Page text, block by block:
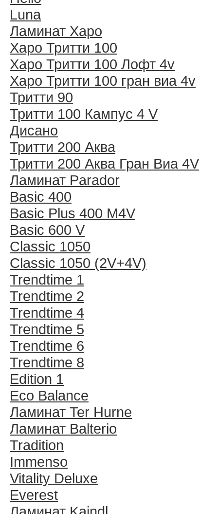
Luna
Ламинат Харо
Харо Тритти 100
Харо Тритти 100 Лофт 4v
Харо Тритти 100 гран виа 4v
Тритти 90
Тритти 100 Кампус 4 V
Дисано
Тритти 200 Аква
Тритти 200 Аква Гран Виа 4V
Ламинат Parador
Basic 400
Basic Plus 400 M4V
Basic 600 V
Classic 1050
Classic 1050 (2V+4V)
Trendtime 1
Trendtime 2
Trendtime 4
Trendtime 5
Trendtime 6
Trendtime 8
Edition 1
Eco Balance
Ламинат Ter Hurne
Ламинат Balterio
Tradition
Immenso
Vitality Deluxe
Everest